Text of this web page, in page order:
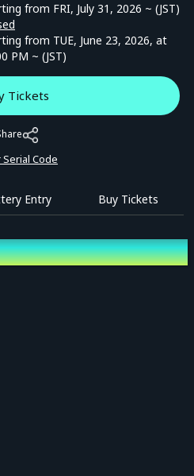
from FRI, July 31, 2026 ~ (JST)
from TUE, June 23, 2026, at
PM ~ (JST)
Tickets
Serial Code
Entry Buy Tickets